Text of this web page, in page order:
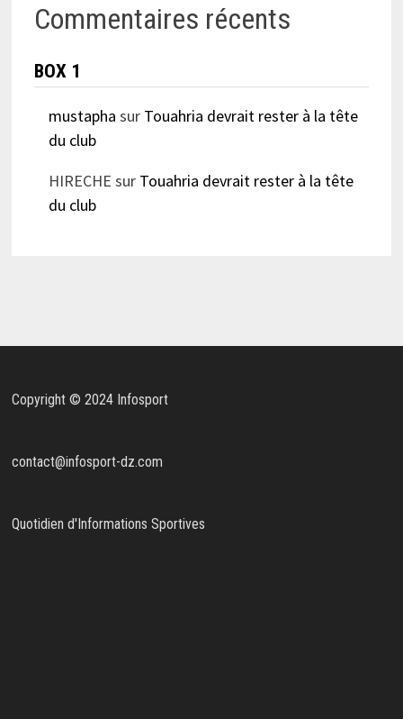
Commentaires récents
BOX 1
mustapha sur Touahria devrait rester à la tête
du club
HIRECHE sur Touahria devrait rester à la tête
du club
Copyright © 2024 Infosport
contact@infosport-dz.com
Quotidien d'Informations Sportives